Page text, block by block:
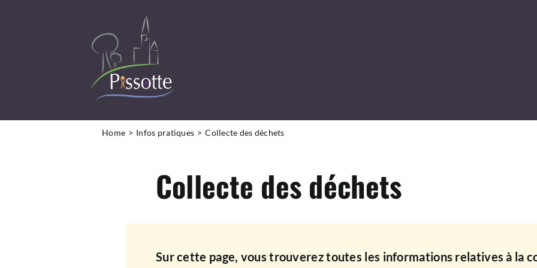
DÉCOUVRIR LA COMMUNE
VIVRE À PISSOTTEHome Infos pratiques Collecte des déchets
Collecte des déchets
Sur cette page, vous trouverez toutes les informations relatives à la